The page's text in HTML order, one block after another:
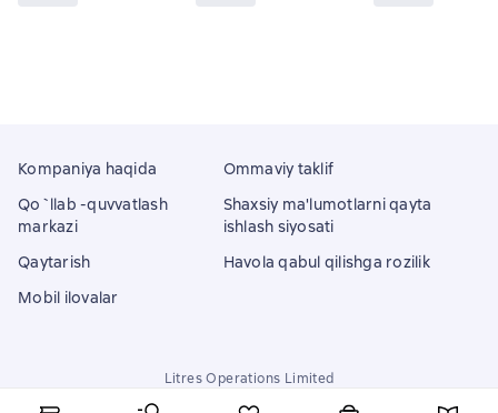
Kompaniya haqida
Qo`llab -quvvatlash
markazi
Qaytarish
Mobil ilovalar
Ommaviy taklif
Shaxsiy ma'lumotlarni qayta
ishlash siyosati
Havola qabul qilishga rozilik
Litres Operations Limited